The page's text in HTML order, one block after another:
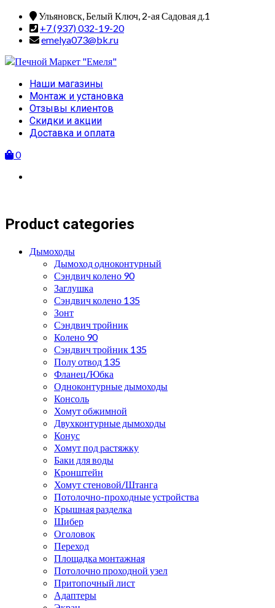
Skip
content
Ульяновск, Белый Ключ, 2-ая Садовая д.1
+7 (937) 032-19-20
emelya073@bk.ru
Primary
Menu
Наши магазины
Монтаж и установка
Отзывы клиентов
Скидки и акции
Доставка и оплата
0
Product categories
Дымоходы
Дымоход одноконтурный
Сэндвич колено 90
Заглушка
Сэндвич колено 135
Зонт
Сэндвич тройник
Колено 90
Сэндвич тройник 135
Полу отвод 135
Фланец/Юбка
Одноконтурные дымоходы
Консоль
Хомут обжимной
Двухконтурные дымоходы
Конус
Хомут под растяжку
Баки для воды
Кронштейн
Хомут стеновой/Штанга
Потолочно-проходные устройства
Крышная разделка
Шибер
Оголовок
Переход
Площадка монтажная
Потолочно проходной узел
Притопочный лист
Адаптеры